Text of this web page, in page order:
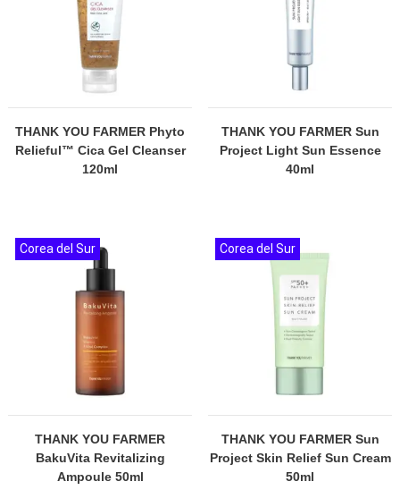
THANK YOU FARMER Phyto
Relieful™ Cica Gel Cleanser
120ml
THANK YOU FARMER Sun
Project Light Sun Essence
40ml
THANK YOU FARMER
BakuVita Revitalizing
Ampoule 50ml
Corea del Sur
THANK YOU FARMER Sun
Project Skin Relief Sun Cream
50ml
Corea del Sur